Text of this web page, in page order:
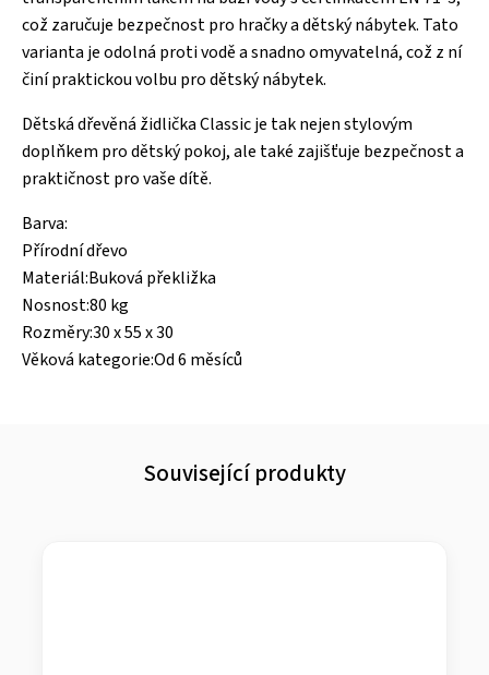
což zaručuje bezpečnost pro hračky a dětský nábytek. Tato
varianta je odolná proti vodě a snadno omyvatelná, což z ní
činí praktickou volbu pro dětský nábytek.
Dětská dřevěná židlička Classic je tak nejen stylovým
doplňkem pro dětský pokoj, ale také zajišťuje bezpečnost a
praktičnost pro vaše dítě.
Barva:
Přírodní dřevo
Materiál:Buková překližka
Nosnost:80 kg
Rozměry:30 x 55 x 30
Věková kategorie:Od 6 měsíců
Související produkty